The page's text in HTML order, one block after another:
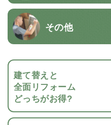
その他
建て替えと
全面リフォーム
どっちがお得?